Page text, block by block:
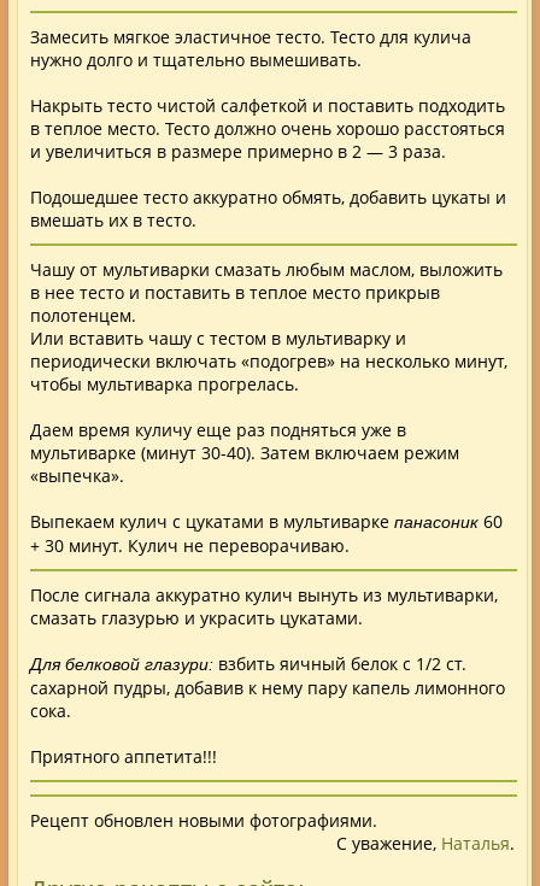
Замесить мягкое эластичное тесто. Тесто для кулича
нужно долго и тщательно вымешивать.
Накрыть тесто чистой салфеткой и поставить подходить
в теплое место. Тесто должно очень хорошо расстояться
и увеличиться в размере примерно в 2 — 3 раза.
Подошедшее тесто аккуратно обмять, добавить цукаты и
вмешать их в тесто.
Чашу от мультиварки смазать любым маслом, выложить
в нее тесто и поставить в теплое место прикрыв
полотенцем.
Или вставить чашу с тестом в мультиварку и
периодически включать «подогрев» на несколько минут,
чтобы мультиварка прогрелась.
Даем время куличу еще раз подняться уже в
мультиварке (минут 30-40). Затем включаем режим
«выпечка».
Выпекаем кулич с цукатами в мультиварке панасоник60
+ 30 минут. Кулич не переворачиваю.
После сигнала аккуратно кулич вынуть из мультиварки,
смазать глазурью и украсить цукатами.
Для белковой глазури:взбить яичный белок с 1/2 ст.
сахарной пудры, добавив к нему пару капель лимонного
сока.
Приятного аппетита!!!
Рецепт обновлен новыми фотографиями.
С уважение, Наталья.